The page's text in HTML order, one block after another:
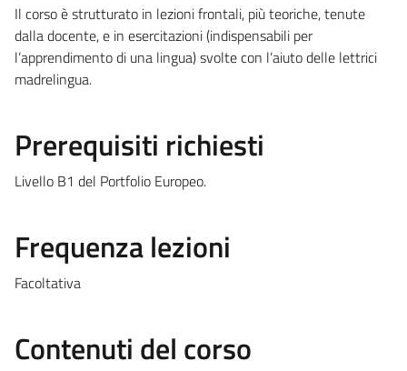
Il corso è strutturato in lezioni frontali, più teoriche, tenute
dalla docente, e in esercitazioni (indispensabili per
l’apprendimento di una lingua) svolte con l’aiuto delle lettrici
madrelingua.
Prerequisiti richiesti
Livello B1 del Portfolio Europeo.
Frequenza lezioni
Facoltativa
Contenuti del corso